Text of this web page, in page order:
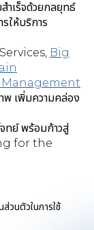
ำเร็จด้วยกลยุทธ์
รให้บริการ
, Big
พ เพิ่มความคล่อง
ทย์ พร้อมก้าวสู่
for the
ส่วนตัวในการใช้